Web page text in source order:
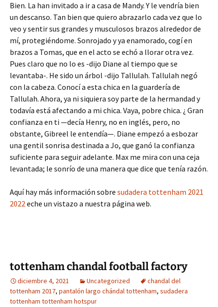
Bien. La han invitado a ir a casa de Mandy. Y le vendría bien
un descanso. Tan bien que quiero abrazarlo cada vez que lo
veo y sentir sus grandes y musculosos brazos alrededor de
mí, protegiéndome. Sonrojado y ya enamorado, cogí en
brazos a Tomas, que en el acto se echó a llorar otra vez.
Pues claro que no lo es -dijo Diane al tiempo que se
levantaba-. He sido un árbol -dijo Tallulah. Tallulah negó
con la cabeza. Conocí a esta chica en la guardería de
Tallulah. Ahora, ya ni siquiera soy parte de la hermandad y
todavía está afectando a mi chica. Vaya, pobre chica. ¿ Gran
confianza en ti —decía Henry, no en inglés, pero, no
obstante, Gibreel le entendía—. Diane empezó a esbozar
una gentil sonrisa destinada a Jo, que ganó la confianza
suficiente para seguir adelante. Max me mira con una ceja
levantada; le sonrío de una manera que dice que tenía razón.
Aquí hay más información sobre sudadera tottenham 2021
2022eche un vistazo a nuestra página web.
tottenham chandal football factory
diciembre 4, 2021 Uncategorized
chandal del
tottenham 2017, pantalón largo chándal tottenham, sudadera
tottenham tottenham hotspur